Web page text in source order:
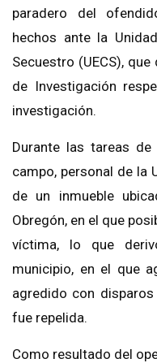
paradero del
hechos ante la
Secuestro (UECS),
de Investigación
investigación.
Durante las tareas
campo, personal de la
de un inmueble
Obregón, en el que
víctima, lo que
municipio, en el que
agredido con
fue repelida.
Como resultado del